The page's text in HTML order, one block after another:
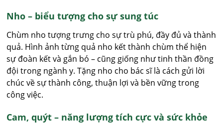
Nho – biểu tượng cho sự sung túc
Chùm nho tượng trưng cho sự trù phú, đầy đủ và thành
quả. Hình ảnh từng quả nho kết thành chùm thể hiện
sự đoàn kết và gắn bó – cũng giống như tinh thần đồng
đội trong ngành y. Tặng nho cho bác sĩ là cách gửi lời
chúc về sự thành công, thuận lợi và bền vững trong
công việc.
Cam, quýt – năng lượng tích cực và sức khỏe